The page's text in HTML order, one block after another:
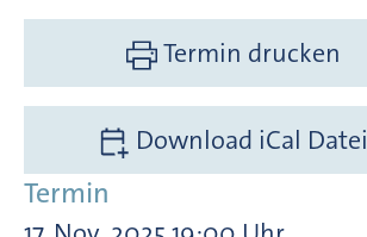
Termin drucken
Download iCal Datei
Termin